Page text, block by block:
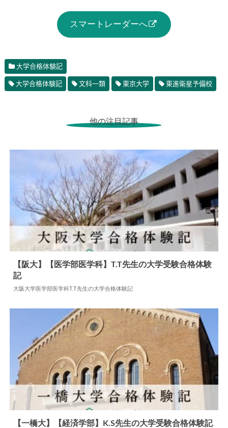
スマートレーダーへ
大学合格体験記
大学合格体験記 文科一類 東京大学 東進衛星予備校
他の注目記事
大学合格体験記
【阪大】【医学部医学科】T.T先生の大学受験合格体験
記
大阪大学医学部医学科T.T先生の大学合格体験記
【一橋大】【経済学部】K.S先生の大学受験合格体験記